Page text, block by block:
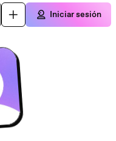
Iniciar sesión